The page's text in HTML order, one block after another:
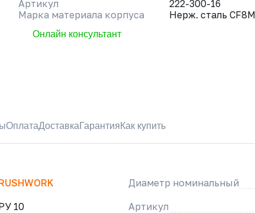
Артикул
222-300-16
Марка материала корпуса
Нерж. сталь CF8M
Онлайн консультант
ОплатаДоставка Гарантия Как купить
Диаметр номинальный
10 Артикул